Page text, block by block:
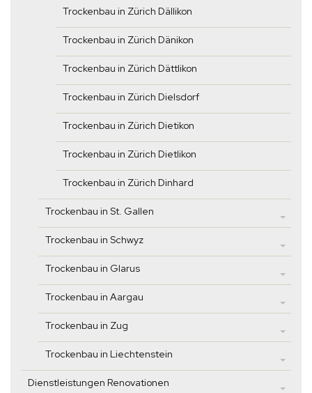
Trockenbau in Zürich Dällikon
Trockenbau in Zürich Dänikon
Trockenbau in Zürich Dättlikon
Trockenbau in Zürich Dielsdorf
Trockenbau in Zürich Dietikon
Trockenbau in Zürich Dietlikon
Trockenbau in Zürich Dinhard
Trockenbau in St. Gallen
Trockenbau in Schwyz
Trockenbau in Glarus
Trockenbau in Aargau
Trockenbau in Zug
Trockenbau in Liechtenstein
Dienstleistungen Renovationen